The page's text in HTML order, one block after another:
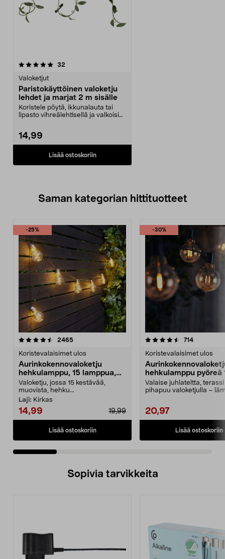
32
Valoketjut
Paristokäyttöinen valoketju
lehdet ja marjat 2 m sisälle
Koristele pöytä, ikkunalauta tai
lipasto vihreälehtisellä ja valkoisin
14,99
Lisää ostoskoriin
Saman kategorian hittituotteet
-25%
2465arvostelut
Koristevalaisimet ulos
Aurinkokennovaloketju
hehkulamppu, 15 lamppua,
7,2 m
Valoketju, jossa 15 kestävää,
muovista, hehku...
Laji: Kirkas
14,99 19,99
Lisää ostoskoriin
-30%
4.5 viidestä
714arvostelut
Koristevalaisimet ulos
hehkulamppu pyöreä
lamppua 5,4 m
Valaise juhlateltta, terassi
pihapuu valoketjulla –
20,97
Lisää ostoskoriin
4.0 viidestä
Sopivia tarvikkeita